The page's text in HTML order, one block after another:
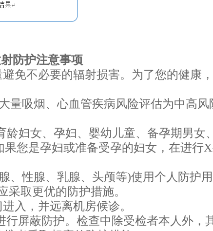
防护注意事项
免不必要的辐射损害。为了您的健康
量吸烟、心血管疾病风险评估为中高风
妇女、孕妇、婴幼儿童、备孕期男女、
您是孕妇或准备受孕的妇女，在进行
性腺、乳腺、头颅等)使用个人防护用
取更优的防护措施。
入，并远离机房候诊。
屏蔽防护。检查中除受检者本人外，